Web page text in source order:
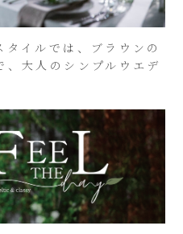
イルでは、ブラウンの
大人のシンプルウエデ